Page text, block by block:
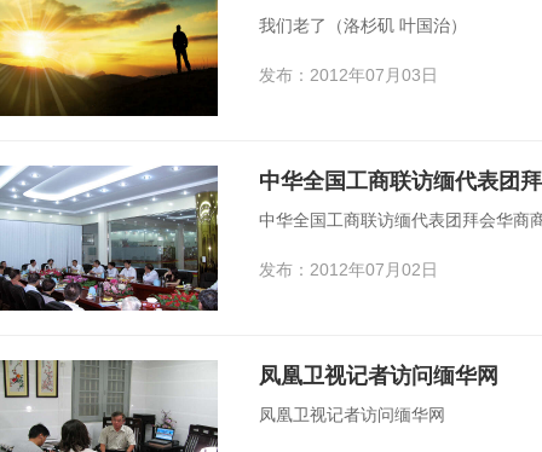
我们老了（洛杉矶 叶国治）
发布：2012年07月03日
中华全国工商联访缅代表团
中华全国工商联访缅代表团拜会华商
发布：2012年07月02日
凤凰卫视记者访问缅华网
凤凰卫视记者访问缅华网